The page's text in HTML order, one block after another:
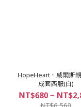
HopeHeart．威爾斯
成套西服(白)
NT$680 ~